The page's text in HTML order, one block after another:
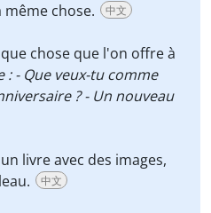
même chose.
中文
chose que l'on offre à
: - Que veux-tu comme
? - Un nouveau
livre avec des images,
中文